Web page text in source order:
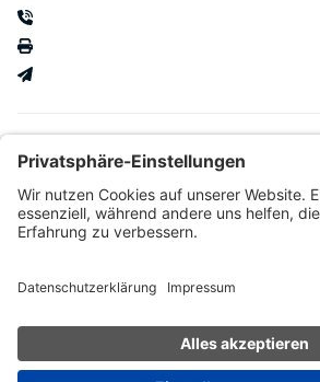
Kataloge & mehr
Betriebseinrichtung. Wir behalten uns nach
Wahl der Zahlungsabwicklung vor. Natürlich setzen wir
* Alle Preise exkl. gesetzl. Mehrwertsteuer zzgl.